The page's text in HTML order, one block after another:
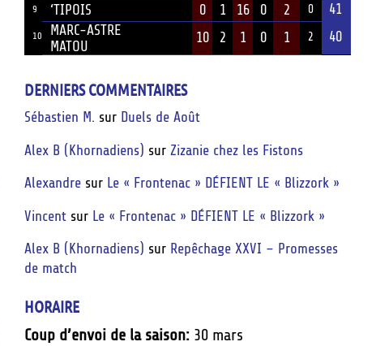
9 ‘TIPOIS 0 1 16 0 2 0 41
10
MARC-ASTRE
MATOU
10 2 1 0 1 2 40
DERNIERS COMMENTAIRES
Sébastien M. sur Duels de Août
Alex B (Khornadiens) surZizanie chez les Fistons
Alexandre sur Le « Frontenac » DÉFIENT LE « Blizzork »
Vincent sur Le « Frontenac » DÉFIENT LE « Blizzork »
Alex B (Khornadiens) sur Repêchage XXVI – Promesses
de match
HORAIRE
Coup d’envoi de la saison: 30 mars